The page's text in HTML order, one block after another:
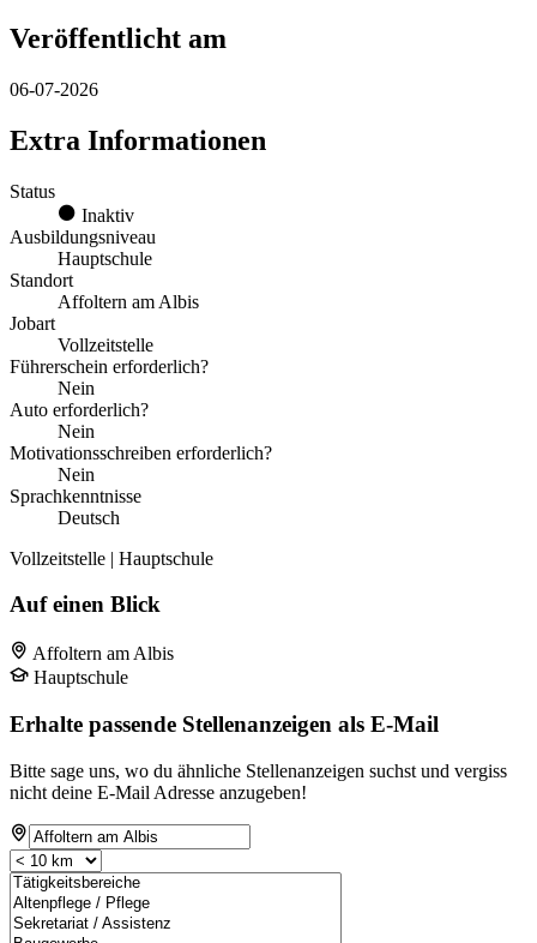
Veröffentlicht am
06-07-2026
Extra Informationen
Status
Inaktiv
Ausbildungsniveau
Hauptschule
Standort
Affoltern am Albis
Jobart
Vollzeitstelle
Führerschein erforderlich?
Nein
Auto erforderlich?
Nein
Motivationsschreiben erforderlich?
Nein
Sprachkenntnisse
Deutsch
Vollzeitstelle | Hauptschule
Auf einen Blick
Affoltern am Albis
Hauptschule
Erhalte passende Stellenanzeigen als E-Mail
Bitte sage uns, wo du ähnliche Stellenanzeigen suchst und vergiss
nicht deine E-Mail Adresse anzugeben!